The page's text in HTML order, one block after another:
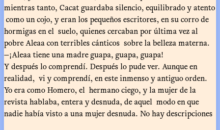
mientras tanto, Cacat guardaba silencio, equilibrado y atento
como un cojo, y eran los pequeños escritores, en su corro de
hormigas en el suelo, quienes cercaban por última vez al
pobre Aleaa con terribles cánticos sobre la belleza materna.
—¡Aleaa tiene una madre guapa, guapa, guapa!
Y después lo comprendí. Después lo pude ver. Aunque en
realidad, vi y comprendí, en este inmenso y antiguo orden.
Yo era como Homero, el hermano ciego, y la mujer de la
revista hablaba, entera y desnuda, de aquel modo en que
nadie había visto a una mujer desnuda. No hay descripciones